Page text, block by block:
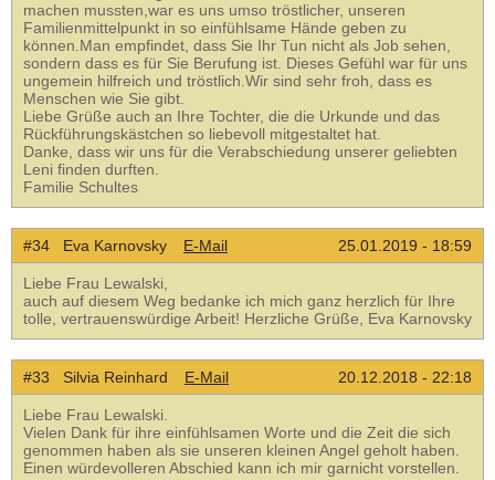
machen mussten,war es uns umso tröstlicher, unseren
Familienmittelpunkt in so einfühlsame Hände geben zu
können.Man empfindet, dass Sie Ihr Tun nicht als Job sehen,
sondern dass es für Sie Berufung ist. Dieses Gefühl war für uns
ungemein hilfreich und tröstlich.Wir sind sehr froh, dass es
Menschen wie Sie gibt.
Liebe Grüße auch an Ihre Tochter, die die Urkunde und das
Rückführungskästchen so liebevoll mitgestaltet hat.
Danke, dass wir uns für die Verabschiedung unserer geliebten
Leni finden durften.
Familie Schultes
#34 Eva Karnovsky E-Mail 25.01.2019 - 18:59
Liebe Frau Lewalski,
auch auf diesem Weg bedanke ich mich ganz herzlich für Ihre
tolle, vertrauenswürdige Arbeit! Herzliche Grüße, Eva Karnovsky
#33 Silvia Reinhard E-Mail 20.12.2018 - 22:18
Liebe Frau Lewalski.
Vielen Dank für ihre einfühlsamen Worte und die Zeit die sich
genommen haben als sie unseren kleinen Angel geholt haben.
Einen würdevolleren Abschied kann ich mir garnicht vorstellen.